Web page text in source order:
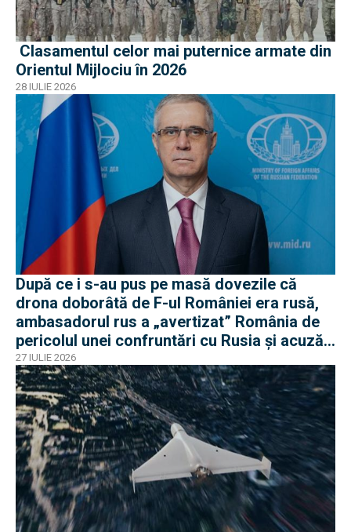
Clasamentul celor mai puternice armate din
Orientul Mijlociu în 2026
28 IULIE 2026
După ce i s-au pus pe masă dovezile că
drona doborâtă de F-ul României era rusă,
ambasadorul rus a „avertizat” România de
pericolul unei confruntări cu Rusia și acuză
o „înscenare propagandistă”
27 IULIE 2026